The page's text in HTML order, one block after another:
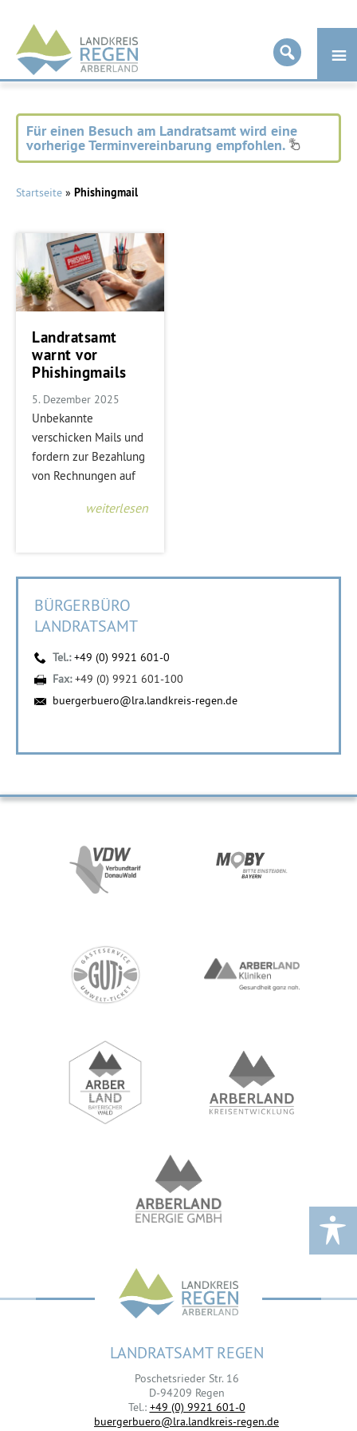
Landkreis
Regen
Für einen Besuch am Landratsamt wird eine
vorherige Terminvereinbarung empfohlen.
Startseite » Phishingmail
Landratsamt
warnt vor
Phishingmails
5. Dezember 2025
Unbekannte
verschicken Mails und
fordern zur Bezahlung
von Rechnungen auf
weiterlesen
BÜRGERBÜRO
LANDRATSAMT
Tel.:+49 (0) 9921 601-0
Fax:+49 (0) 9921 601-100
buergerbuero@lra.landkreis-regen.de
LANDRATSAMT REGEN
Poschetsrieder Str. 16
D-94209 Regen
Tel.: +49 (0) 9921 601-0
buergerbuero@lra.landkreis-regen.de